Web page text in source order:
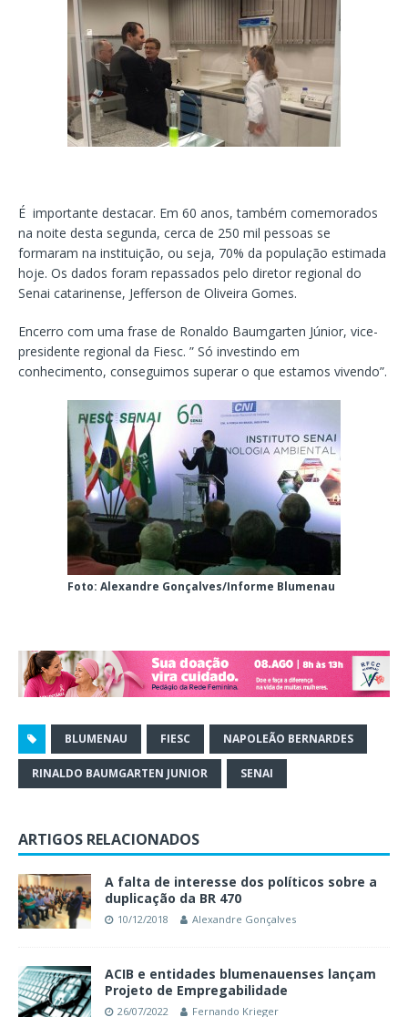
É importante destacar. Em 60 anos, também comemorados
na noite desta segunda, cerca de 250 mil pessoas se
formaram na instituição, ou seja, 70% da população estimada
hoje. Os dados foram repassados pelo diretor regional do
Senai catarinense, Jefferson de Oliveira Gomes.
Encerro com uma frase de Ronaldo Baumgarten Júnior, vice-
presidente regional da Fiesc. ” Só investindo em
conhecimento, conseguimos superar o que estamos vivendo”.
Foto: Alexandre Gonçalves/Informe Blumenau
BLUMENAU FIESC NAPOLEÃO BERNARDES
RINALDO BAUMGARTEN JUNIOR SENAI
ARTIGOS RELACIONADOS
A falta de interesse dos políticos sobre a
duplicação da BR 470
10/12/2018 Alexandre Gonçalves
ACIB e entidades blumenauenses lançam
Projeto de Empregabilidade
26/07/2022 Fernando Krieger